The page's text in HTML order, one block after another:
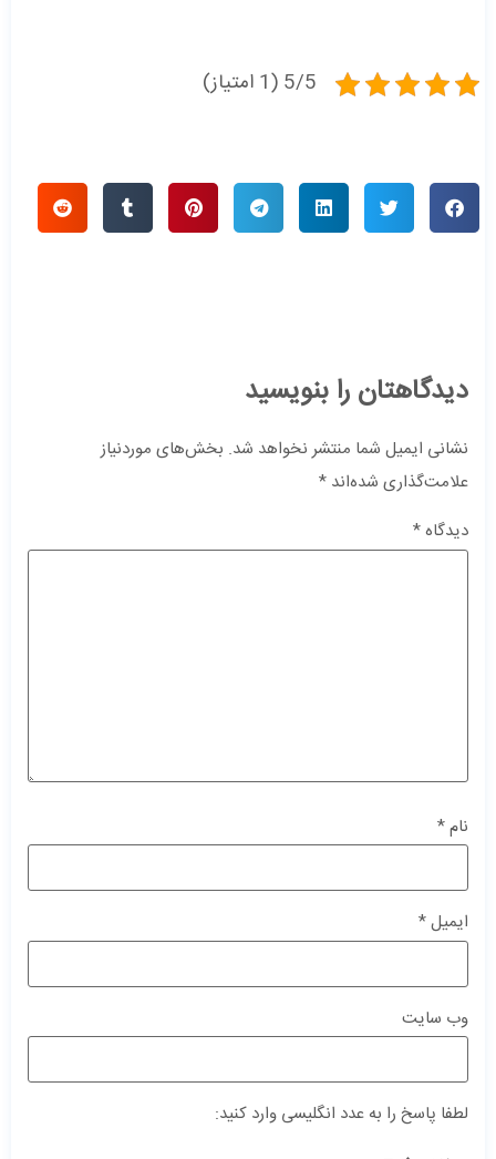
5/5 (1 امتیاز)
دیدگاهتان را بنویسید
نشانی ایمیل شما منتشر نخواهد شد. بخش‌های موردنیاز
علامت‌گذاری شده‌اند *
دیدگاه*
نام*
ایمیل*
وب‌ سایت
لطفا پاسخ را به عدد انگلیسی وارد کنید: